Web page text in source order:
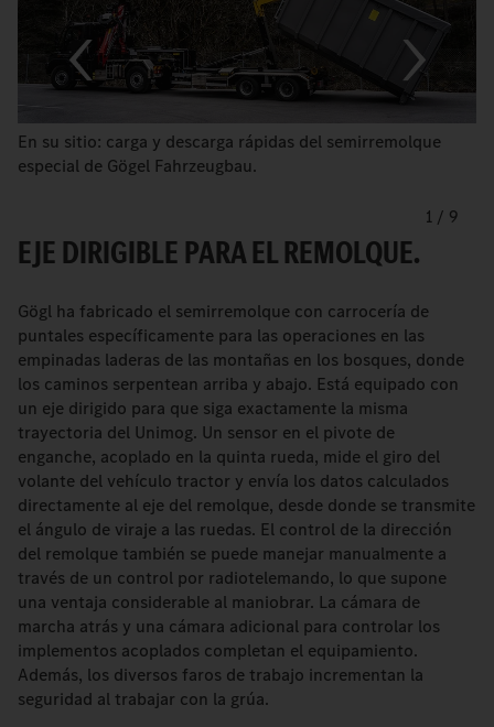
En su sitio: carga y descarga rápidas del semirremolque
especial de Gögel Fahrzeugbau.
1 / 9
EJE DIRIGIBLE PARA EL REMOLQUE.
Gögl ha fabricado el semirremolque con carrocería de
puntales específicamente para las operaciones en las
empinadas laderas de las montañas en los bosques, donde
los caminos serpentean arriba y abajo. Está equipado con
un eje dirigido para que siga exactamente la misma
trayectoria del Unimog. Un sensor en el pivote de
enganche, acoplado en la quinta rueda, mide el giro del
volante del vehículo tractor y envía los datos calculados
directamente al eje del remolque, desde donde se transmite
el ángulo de viraje a las ruedas. El control de la dirección
del remolque también se puede manejar manualmente a
través de un control por radiotelemando, lo que supone
una ventaja considerable al maniobrar. La cámara de
marcha atrás y una cámara adicional para controlar los
implementos acoplados completan el equipamiento.
Además, los diversos faros de trabajo incrementan la
seguridad al trabajar con la grúa.